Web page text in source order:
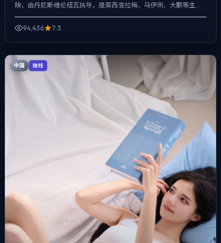
映，由丹尼斯·维伦纽瓦执导，提莫西·查拉梅、马伊琍、大鹏等主
演。用双线叙事把过去与现在拧成一股绳，人物在道德灰区...
94,436
7.3
中国 院线